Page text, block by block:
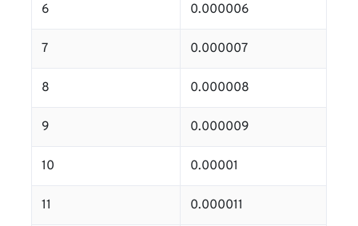
6 0.000006
7 0.000007
8 0.000008
9 0.000009
10 0.00001
11 0.000011